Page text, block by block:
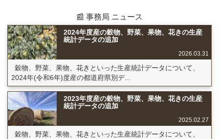
📰 事務局 ニュース
2024年度産の穀物、野菜、果物、花きの生産
統計データの追加
2026.03.31
穀物、野菜、果物、花きといった生産統計データについて、
2024年(令和6年)度産の都道府県別デ...
2023年度産の穀物、野菜、果物、花きの生産
統計データの追加
2025.02.27
穀物、野菜、果物、花きといった生産統計データについて、